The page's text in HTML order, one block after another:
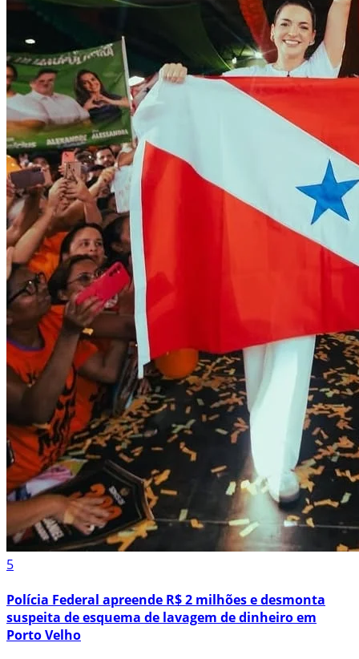
5
Polícia Federal apreende R$ 2 milhões e desmonta
suspeita de esquema de lavagem de dinheiro em
Porto Velho